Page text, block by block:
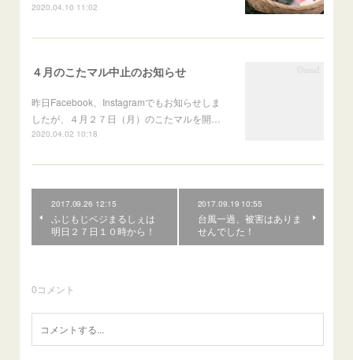
2020.04.10 11:02
４月のこたマル中止のお知らせ
昨日Facebook、Instagramでもお知らせしま
したが、４月２７日（月）のこたマルを開…
2020.04.02 10:18
2017.09.26 12:15
ふじもじベジまるしぇは
明日２７日１０時から！
2017.09.19 10:55
台風一過、被害はありま
せんでした！
0コメント